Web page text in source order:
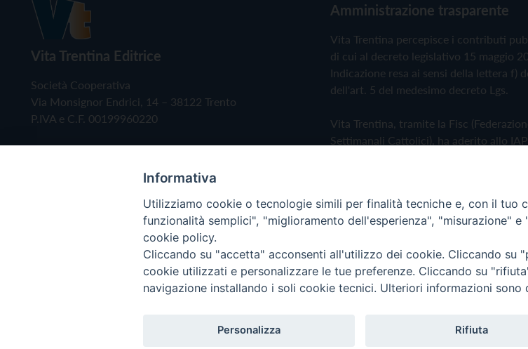
Vita Trentina Editrice
Società Cooperativa
Via Monsignor Endrici, 14 – 38122 Trento
P.IVA e C.F. 00199960220
Amministrazione trasparente
Vita Trentina percepisce i contributi
di cui al decreto legislativo 15 maggio
Indicazione resa ai sensi della lettera f)
dell'art. 5 del medesimo decreto Lgs.
Vita Trentina, tramite la Fisc
Settimanali Cattolici), ha aderito allo
Privacy Policy Cookie Policy
Copyright © 2019 - Tutti i diritti riservati - Vita Trentina Editrice
Informativa
Utilizziamo cookie o tecnologie simili per finalità tecniche e, con il tuo
funzionalità semplici", "miglioramento dell'esperienza", "misurazione"
cookie policy.
Cliccando su "accetta" acconsenti all'utilizzo dei cookie. Cliccando su
cookie utilizzati e personalizzare le tue preferenze. Cliccando su
navigazione installando i soli cookie tecnici. Ulteriori informazioni sono
Personalizza Rifiuta